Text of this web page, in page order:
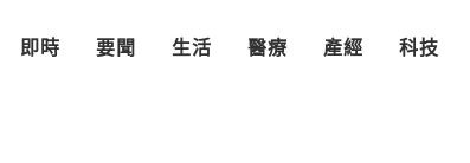
即時 要聞 生活 醫療 產經 科技